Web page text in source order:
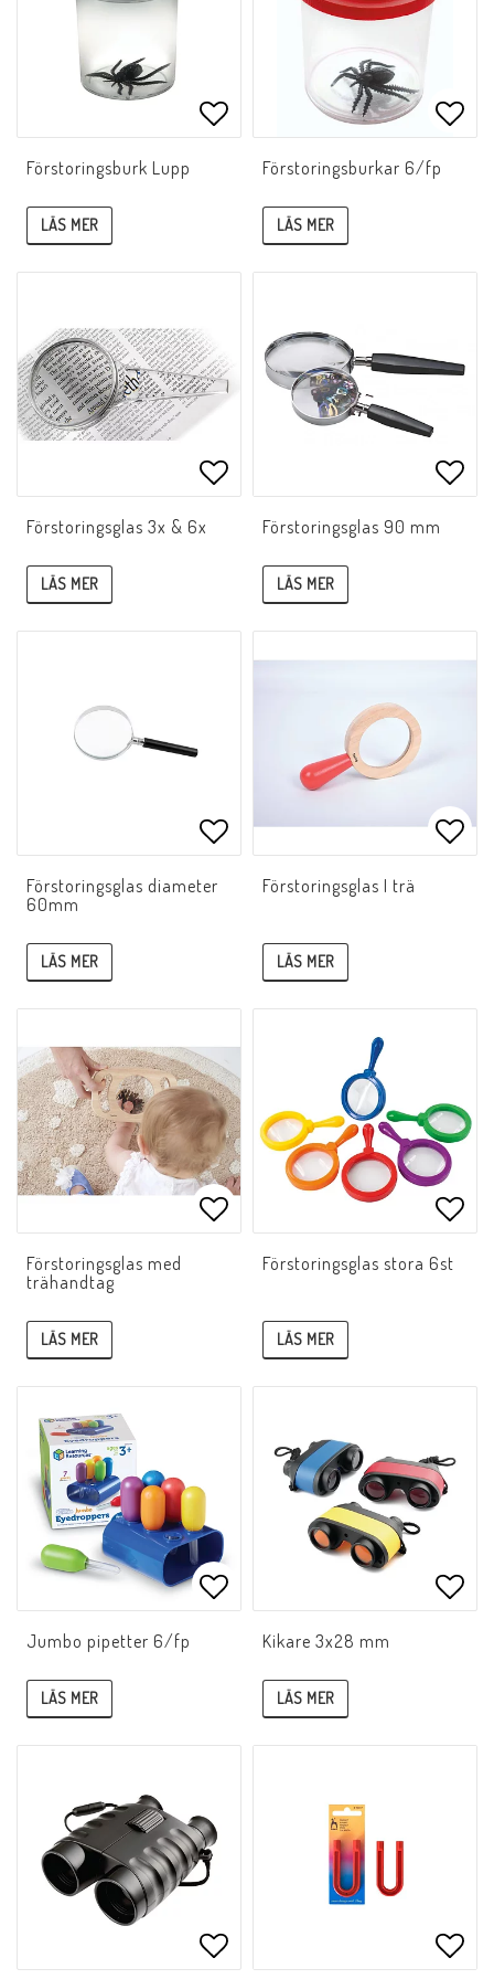
Lägg till i favoritlistan
Förstoringsburk Lupp
LÄS MER
Förstoringsburkar 6/fp
LÄS MER
Lägg till i favoritlistan
Förstoringsglas 3x & 6x
LÄS MER
Förstoringsglas 90 mm
LÄS MER
Lägg till i favoritlistan
Förstoringsglas diameter
60mm
LÄS MER
Förstoringsglas I trä
LÄS MER
Lägg till i favoritlistan
Förstoringsglas med
trähandtag
LÄS MER
Förstoringsglas stora 6st
LÄS MER
Lägg till i favoritlistan
Jumbo pipetter 6/fp
LÄS MER
Kikare 3x28 mm
LÄS MER